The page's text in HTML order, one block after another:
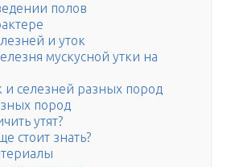
полов
и уток
мускусной утки на
и селезней разных пород
пород
утят?
стоит знать?